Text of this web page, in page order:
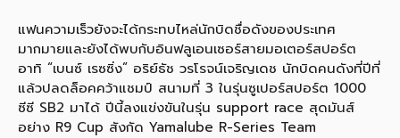
แฟนความเร็วยังจะได้กระทบไหล่นักบิดชื่อดังของประเทศ
มากมายและยังได้พบกับอินฟลูเอนเซอร์สายมอเตอร์สปอร์ต
อาทิ “เบนซ์ เรซซิ่ง” อริย์ธัช วรโรจน์เจริญเดช นักบิดคนดังที่ปีที่
แล้วปลดล็อคคว้าแชมป์ สนามที่ 3 ในรุ่นซูเปอร์สปอร์ต 1000
ซีซี SB2 มาได้ ปีนี้ลงแข่งขันในรุ่น support race สุดมันส์
อย่าง R9 Cup สังกัด Yamalube R-Series Team